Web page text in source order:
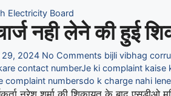
Electricity Board
नही लेने की हुई
29, 2024 No Comments bijli vibhag
contact numberJe ki complaint kaise
complaint numbersdo k charge nahi